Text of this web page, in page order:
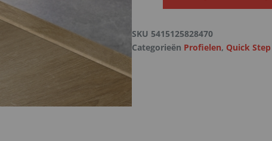
SKU 5415125828470
Categorieën Profielen, Quick